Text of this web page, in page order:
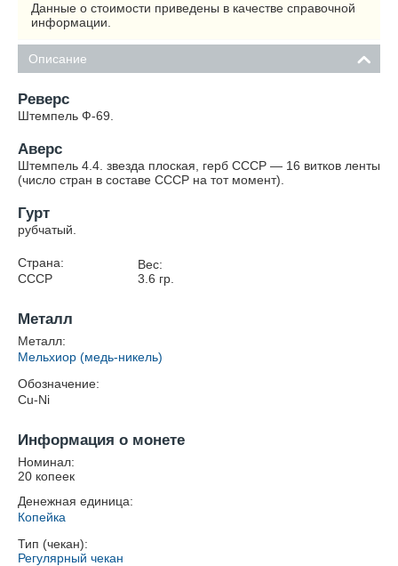
Данные о стоимости приведены в качестве справочной
информации.
Описание
Реверс
Штемпель Ф-69.
Аверс
Штемпель 4.4. звезда плоская, герб СССР — 16 витков ленты
(число стран в составе СССР на тот момент).
Гурт
рубчатый.
Страна:
СССР
Вес:
3.6 гр.
Металл
Металл:
Мельхиор (медь-никель)
Обозначение:
Cu-Ni
Информация о монете
Номинал:
20 копеек
Денежная единица:
Копейка
Тип (чекан):
Регулярный чекан